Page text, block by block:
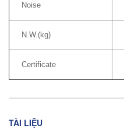
Noise
N.W.(kg)
Certificate
TÀI LIỆU